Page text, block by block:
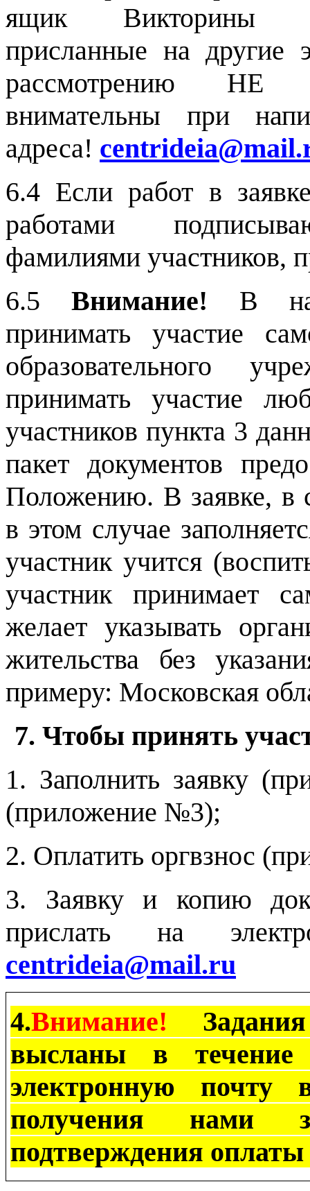
ящик
присланные на другие
рассмотрению
внимательны при
адреса! centrideia@mail.
6.4 Если работ в
работами
фамилиями участников,
6.5Внимание! В
принимать участие
образовательного
принимать участие
участников пункта 3
пакет документов
Положению. В
в этом случае
участник учится
участник принимает
желает указывать
жительства без
примеру: Московская
7. Чтобы принять
1. Заполнить заявку
(приложение №3);
2. Оплатить оргвзнос
3. Заявку и копию
прислать на
centrideia@mail.ru
4.Внимание!
высланы в течение
электронную
получения нами
подтверждения оплаты